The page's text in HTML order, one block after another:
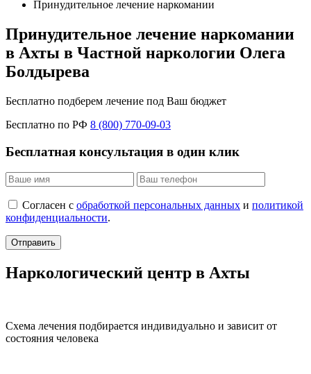
Принудительное лечение наркомании
Принудительное лечение наркомании
в Ахты в Частной наркологии Олега
Болдырева
Бесплатно подберем лечение под Ваш бюджет
Бесплатно по РФ 8 (800) 770-09-03
Бесплатная консультация в один клик
Согласен с обработкой персональных данных и политикой
конфиденциальности.
Отправить
Наркологический центр в Ахты
Схема лечения подбирается индивидуально и зависит от
состояния человека